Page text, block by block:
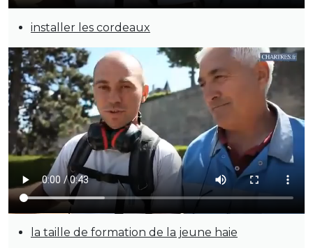
installer les cordeaux
la taille de formation de la jeune haie